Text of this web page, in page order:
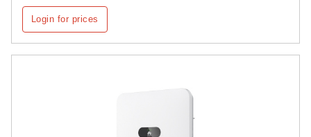
Login for prices